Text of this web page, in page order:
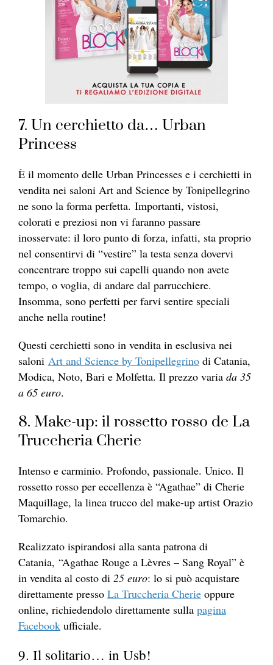
7. Un cerchietto da… Urban
Princess
È il momento delle Urban Princesses e i cerchietti in
vendita nei saloni Art and Science by Tonipellegrino
ne sono la forma perfetta. Importanti, vistosi,
colorati e preziosi non vi faranno passare
inosservate: il loro punto di forza, infatti, sta proprio
nel consentirvi di “vestire” la testa senza dovervi
concentrare troppo sui capelli quando non avete
tempo, o voglia, di andare dal parrucchiere.
Insomma, sono perfetti per farvi sentire speciali
anche nella routine!
Questi cerchietti sono in vendita in esclusiva nei
saloni Art and Science by Tonipellegrino di Catania,
Modica, Noto, Bari e Molfetta. Il prezzo varia da 35
a 65 euro.
8. Make-up: il rossetto rosso de La
Truccheria Cherie
Intenso e carminio. Profondo, passionale. Unico. Il
rossetto rosso per eccellenza è “Agathae” di Cherie
Maquillage, la linea trucco del make-up artist Orazio
Tomarchio.
Realizzato ispirandosi alla santa patrona di
Catania, “Agathae Rouge a Lèvres – Sang Royal” è
in vendita al costo di 25 euro: lo si può acquistare
direttamente presso La Truccheria Cherie oppure
online, richiedendolo direttamente sulla pagina
Facebook ufficiale.
9. Il solitario… in Usb!